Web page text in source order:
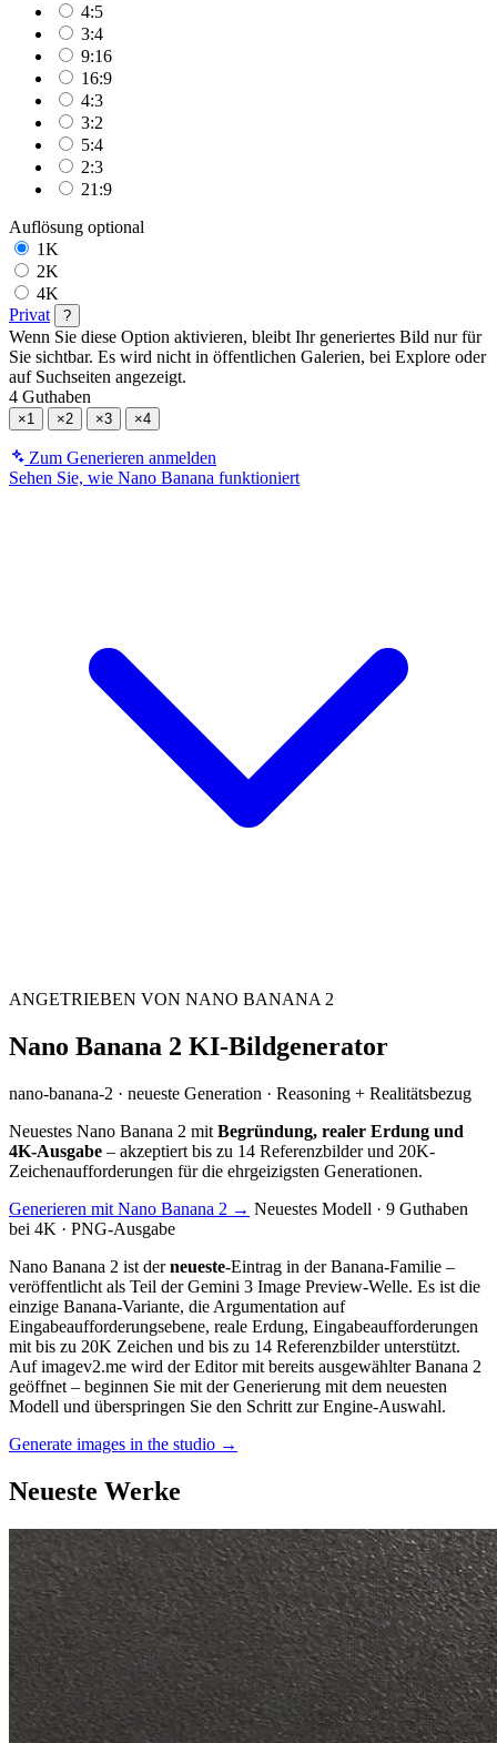
4:5
3:4
9:16
16:9
4:3
3:2
5:4
2:3
21:9
Auflösung optional
1K
2K
4K
Privat
?
Wenn Sie diese Option aktivieren, bleibt Ihr generiertes Bild nur für
Sie sichtbar. Es wird nicht in öffentlichen Galerien, bei Explore oder
auf Suchseiten angezeigt.
4 Guthaben
×1 ×2 ×3 ×4
Zum Generieren anmelden
Sehen Sie, wie Nano Banana funktioniert
ANGETRIEBEN VON NANO BANANA 2
Nano Banana 2 KI-Bildgenerator
nano-banana-2 · neueste Generation · Reasoning + Realitätsbezug
Neuestes Nano Banana 2 mit Begründung, realer Erdung und
4K-Ausgabe – akzeptiert bis zu 14 Referenzbilder und 20K-
Zeichenaufforderungen für die ehrgeizigsten Generationen.
Generieren mit Nano Banana 2 → Neuestes Modell · 9 Guthaben
bei 4K · PNG-Ausgabe
Nano Banana 2 ist derneueste-Eintrag in der Banana-Familie –
veröffentlicht als Teil der Gemini 3 Image Preview-Welle. Es ist die
einzige Banana-Variante, die Argumentation auf
Eingabeaufforderungsebene, reale Erdung, Eingabeaufforderungen
mit bis zu 20K Zeichen und bis zu 14 Referenzbilder unterstützt.
Auf imagev2.me wird der Editor mit bereits ausgewählter Banana 2
geöffnet – beginnen Sie mit der Generierung mit dem neuesten
Modell und überspringen Sie den Schritt zur Engine-Auswahl.
Generate images in the studio →
Neueste Werke